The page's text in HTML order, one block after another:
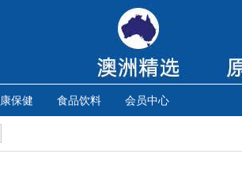
保健 食品饮料 会员中心